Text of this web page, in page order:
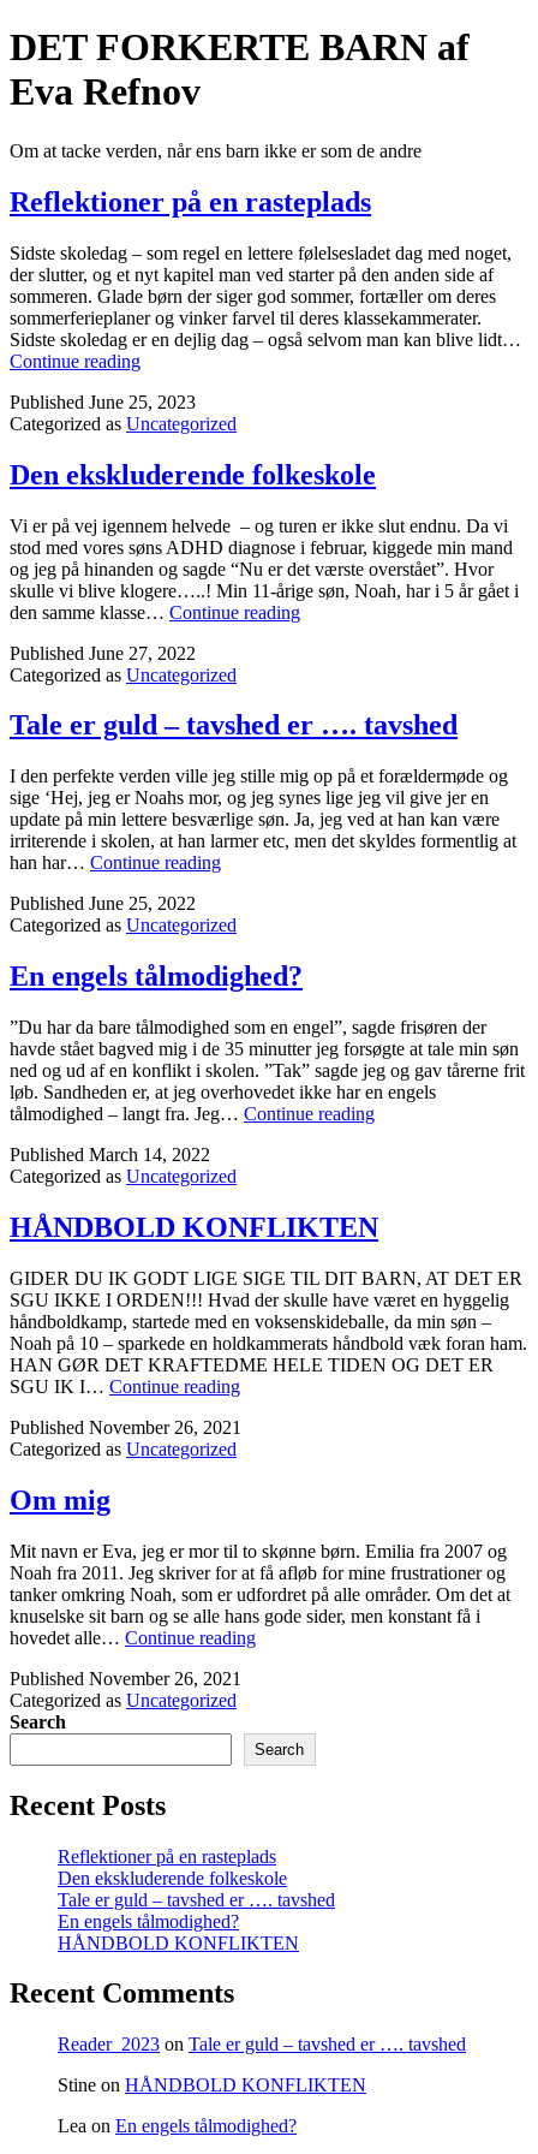
Skip
to
content
DET FORKERTE BARN af
Eva Refnov
Om at tacke verden, når ens barn ikke er som de andre
Reflektioner på en rasteplads
Sidste skoledag – som regel en lettere følelsesladet dag med noget,
der slutter, og et nyt kapitel man ved starter på den anden side af
sommeren. Glade børn der siger god sommer, fortæller om deres
sommerferieplaner og vinker farvel til deres klassekammerater.
Sidste skoledag er en dejlig dag – også selvom man kan blive lidt…
Continue readingReflektioner
en
rasteplads
Published June 25, 2023
Categorized as Uncategorized
Den ekskluderende folkeskole
Vi er på vej igennem helvede – og turen er ikke slut endnu. Da vi
stod med vores søns ADHD diagnose i februar, kiggede min mand
og jeg på hinanden og sagde “Nu er det værste overstået”. Hvor
skulle vi blive klogere…..! Min 11-årige søn, Noah, har i 5 år gået i
den samme klasse… Continue readingDen
Published June 27, 2022
Categorized as Uncategorized
Tale er guld – tavshed er …. tavshed
I den perfekte verden ville jeg stille mig op på et forældermøde og
sige ‘Hej, jeg er Noahs mor, og jeg synes lige jeg vil give jer en
update på min lettere besværlige søn. Ja, jeg ved at han kan være
irriterende i skolen, at han larmer etc, men det skyldes formentlig at
han har… Continue readingTale
–
er
….
Published June 25, 2022
Categorized as Uncategorized
En engels tålmodighed?
”Du har da bare tålmodighed som en engel”, sagde frisøren der
havde stået bagved mig i de 35 minutter jeg forsøgte at tale min søn
ned og ud af en konflikt i skolen. ”Tak” sagde jeg og gav tårerne frit
løb. Sandheden er, at jeg overhovedet ikke har en engels
tålmodighed – langt fra. Jeg… Continue readingEn
Published March 14, 2022
Categorized as Uncategorized
HÅNDBOLD KONFLIKTEN
GIDER DU IK GODT LIGE SIGE TIL DIT BARN, AT DET ER
SGU IKKE I ORDEN!!! Hvad der skulle have været en hyggelig
håndboldkamp, startede med en voksenskideballe, da min søn –
Noah på 10 – sparkede en holdkammerats håndbold væk foran ham.
HAN GØR DET KRAFTEDME HELE TIDEN OG DET ER
SGU IK I… Continue readingHÅNDBOLD
Published November 26, 2021
Categorized as Uncategorized
Om mig
Mit navn er Eva, jeg er mor til to skønne børn. Emilia fra 2007 og
Noah fra 2011. Jeg skriver for at få afløb for mine frustrationer og
tanker omkring Noah, som er udfordret på alle områder. Om det at
knuselske sit barn og se alle hans gode sider, men konstant få i
hovedet alle… Continue readingOm
Published November 26, 2021
Categorized as Uncategorized
Search
Search
Recent Posts
Reflektioner på en rasteplads
Den ekskluderende folkeskole
Tale er guld – tavshed er …. tavshed
En engels tålmodighed?
HÅNDBOLD KONFLIKTEN
Recent Comments
Reader_2023 on Tale er guld – tavshed er …. tavshed
Stine on HÅNDBOLD KONFLIKTEN
Lea on En engels tålmodighed?